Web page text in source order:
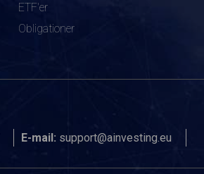
ETF'er
Obligationer
E-mail: support@ainvesting.eu